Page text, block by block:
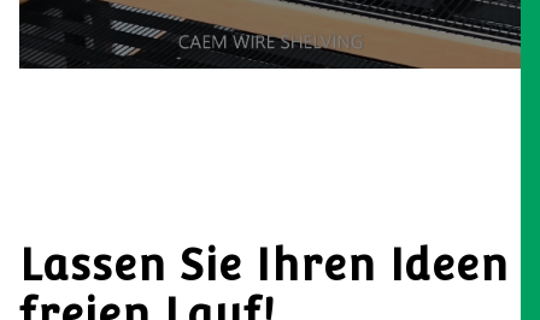
Lassen Sie Ihren Ideen